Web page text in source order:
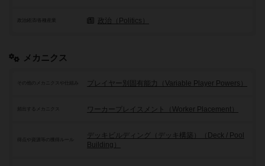
政治経済/各種産業 政治（Politics）
メカニクス
その他のメカニクスや仕組み プレイヤー別固有能力（Variable Player Powers）
頻出するメカニクス ワーカープレイスメント（Worker Placement）
デッキビルディング（デッキ構築）（Deck / Pool
Building）